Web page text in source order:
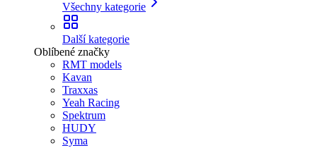
Všechny kategorie
Další kategorie
Oblíbené značky
RMT models
Kavan
Traxxas
Yeah Racing
Spektrum
HUDY
Syma